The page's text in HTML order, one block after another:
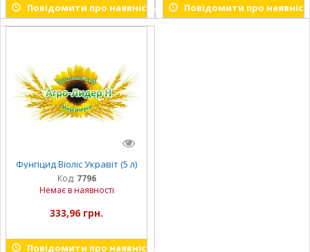
Повідомити про наявність Повідомити про
Фунгіцид Віоліс Укравіт (5 л)
Код: 7796
Немає в наявності
333,96 грн.
Повідомити про наявність